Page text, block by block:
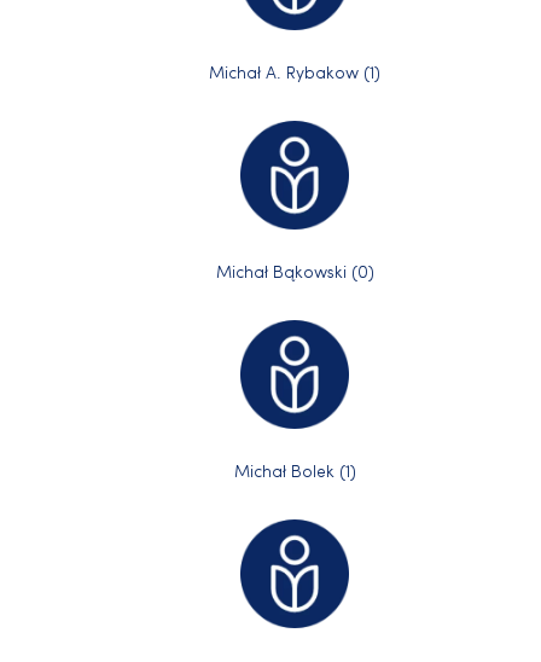
Michał A. Rybakow (1)
Michał Bąkowski (0)
Michał Bolek (1)